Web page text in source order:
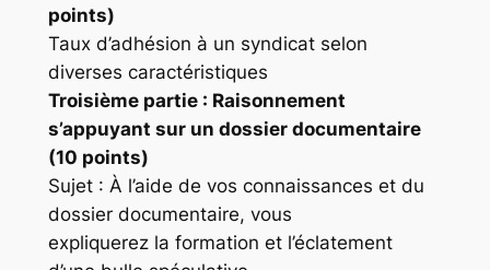
points)
Taux d’adhésion à un syndicat selon
diverses caractéristiques
Troisième partie : Raisonnement
s’appuyant sur un dossier documentaire
(10 points)
Sujet : À l’aide de vos connaissances et du
dossier documentaire, vous
expliquerez la formation et l’éclatement